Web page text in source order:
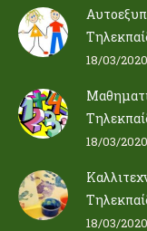
18/03/2020
18/03/2020
18/03/2020